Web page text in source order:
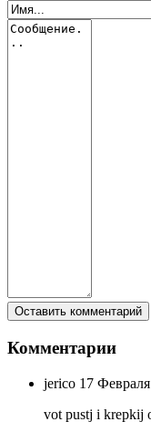
Комментарии
jerico 17
vot pustj i krepkij